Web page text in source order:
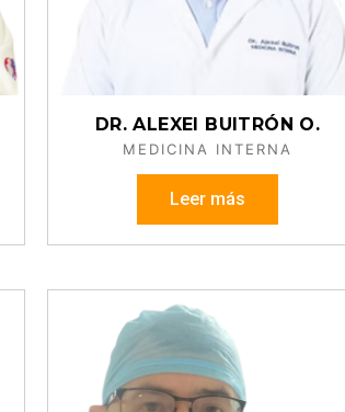
DR. ALEXEI BUITRÓN O.
MEDICINA INTERNA
Leer más